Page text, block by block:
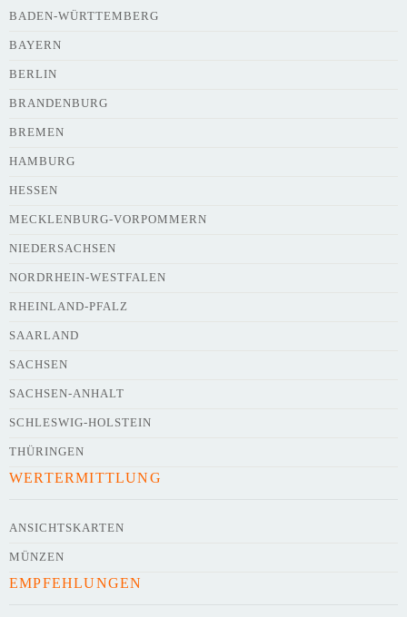
BADEN-WÜRTTEMBERG
BAYERN
BERLIN
BRANDENBURG
BREMEN
HAMBURG
HESSEN
MECKLENBURG-VORPOMMERN
NIEDERSACHSEN
NORDRHEIN-WESTFALEN
RHEINLAND-PFALZ
SAARLAND
SACHSEN
SACHSEN-ANHALT
SCHLESWIG-HOLSTEIN
THÜRINGEN
WERTERMITTLUNG
ANSICHTSKARTEN
MÜNZEN
EMPFEHLUNGEN